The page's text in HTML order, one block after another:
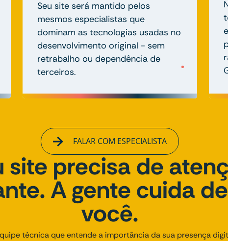
Seu site será mantido pelos
mesmos especialistas que
dominam as tecnologias usadas no
desenvolvimento original - sem
retrabalho ou dependência de
terceiros.
FALAR COM ESPECIALISTA
site precisa de
A gente cuida
você.
técnica que entende a importância da sua presença